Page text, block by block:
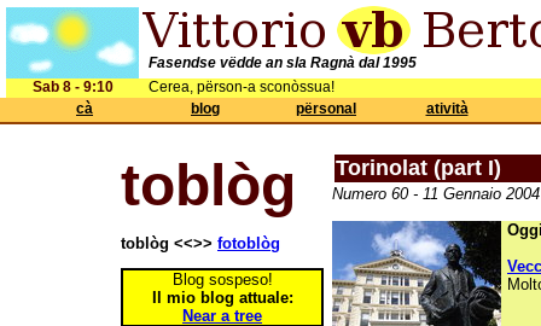
Fasendse vëdde an sla Ragnà dal 1995
Sab 8 - 9:10
Cerea, përson-a sconòssua!
cà
blog përsonal atività
toblòg
toblòg <<>> fotoblòg
Blog sospeso!
Il mio blog attuale:
Near a tree
Torinolat (part I)
Numero 60 - 11 Gennaio